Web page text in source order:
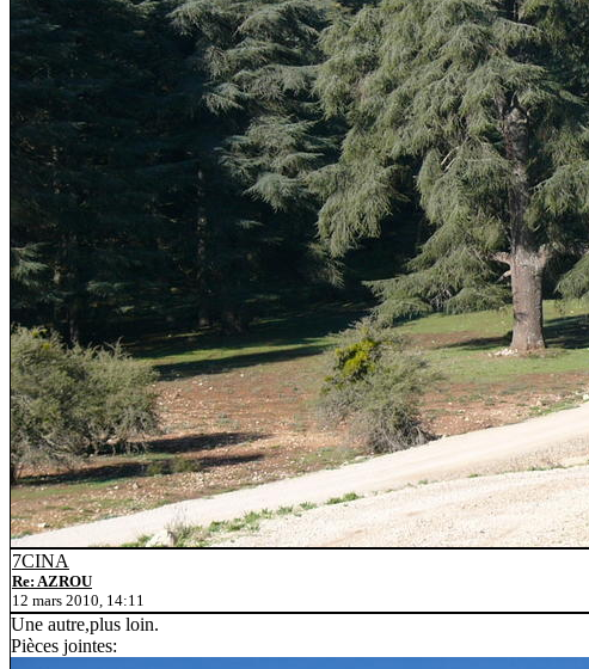
7CINA
Re: AZROU
12 mars 2010, 14:11
Une autre,plus loin.
Pièces jointes: